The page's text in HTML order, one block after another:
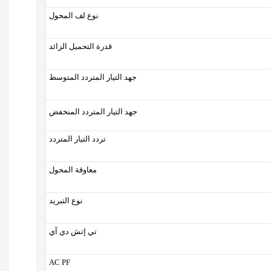
نوع لف المحول
قدرة التحميل الزائد
جهد التيار المتردد المتوسط
جهد التيار المتردد المنخفض
تردد التيار المتردد
معاوقة المحول
نوع التبريد
تي إتش دي آي
AC PF